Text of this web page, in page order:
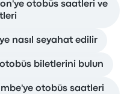
otobüs saatleri ve
nasıl seyahat edilir
biletlerini bulun
otobüs saatleri